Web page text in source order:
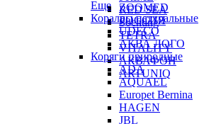
RED SEA
Sochting
TETRA
VITALITY
АКВАФОН
ARTUNIQ
ZOOMED
РОССИЯ
Еще
Кораллы натуральные
UDECO
АКВА ЛОГО
Коряги природные
ADA
AQUAEL
Europet Bernina
HAGEN
JBL